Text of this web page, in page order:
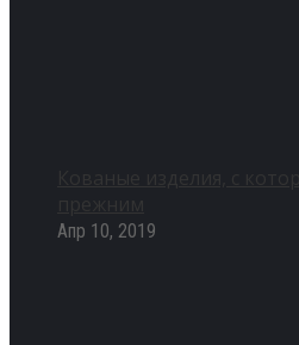
Апр 10, 2019